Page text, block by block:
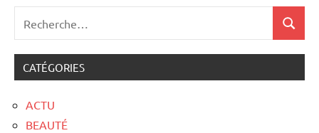
CATÉGORIES
ACTU
BEAUTÉ